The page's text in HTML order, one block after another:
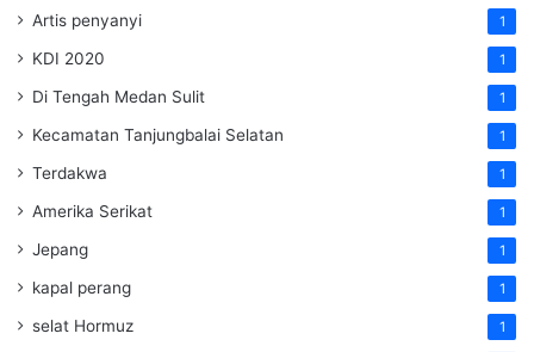
Artis penyanyi 1
KDI 2020 1
Di Tengah Medan Sulit 1
Kecamatan Tanjungbalai Selatan 1
Terdakwa 1
Amerika Serikat 1
Jepang 1
kapal perang 1
selat Hormuz 1